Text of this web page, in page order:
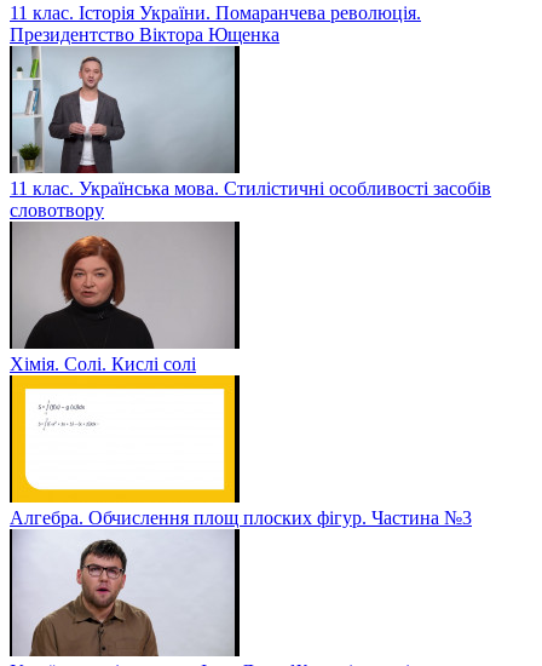
11 клас. Історія України. Помаранчева революція.
Президентство Віктора Ющенка
11 клас. Українська мова. Стилістичні особливості засобів
словотвору
Хімія. Солі. Кислі солі
Алгебра. Обчислення площ плоских фігур. Частина №3